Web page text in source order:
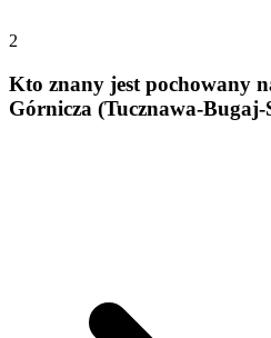
2
Kto znany jest pochowany
Górnicza (Tucznawa-